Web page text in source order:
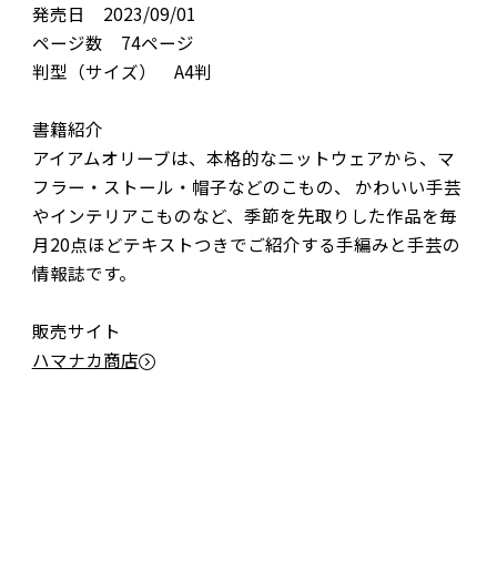
発売日 2023/09/01
ページ数 74ページ
判型（サイズ） A4判
書籍紹介
アイアムオリーブは、本格的なニットウェアから、マ
フラー・ストール・帽子などのこもの、 かわいい手芸
やインテリアこものなど、季節を先取りした作品を毎
月20点ほどテキストつきでご紹介する手編みと手芸の
情報誌です。
販売サイト
ハマナカ商店